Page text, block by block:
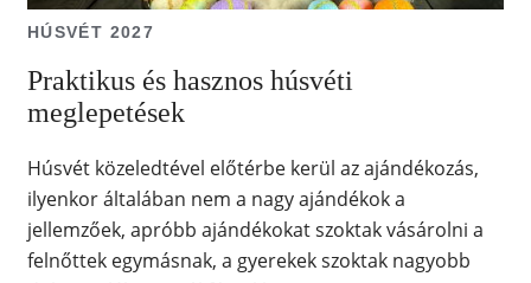
HÚSVÉT 2027
Praktikus és hasznos húsvéti
meglepetések
Húsvét közeledtével előtérbe kerül az ajándékozás,
ilyenkor általában nem a nagy ajándékok a
jellemzőek, apróbb ajándékokat szoktak vásárolni a
felnőttek egymásnak, a gyerekek szoktak nagyobb